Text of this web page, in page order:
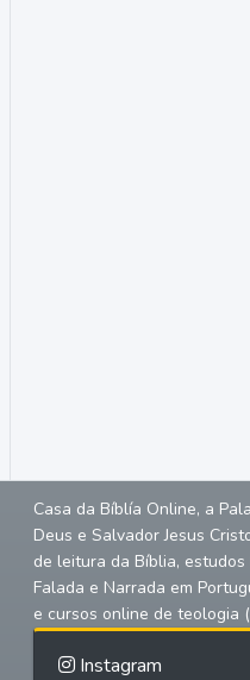
Casa da Bíblía Online, a
Deus e Salvador Jesus
de leitura da Bíblia,
Falada e Narrada em
e cursos online de teologia
Instagram